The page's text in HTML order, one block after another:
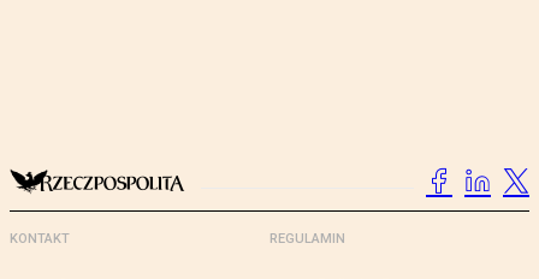
KONTAKT REGULAMIN